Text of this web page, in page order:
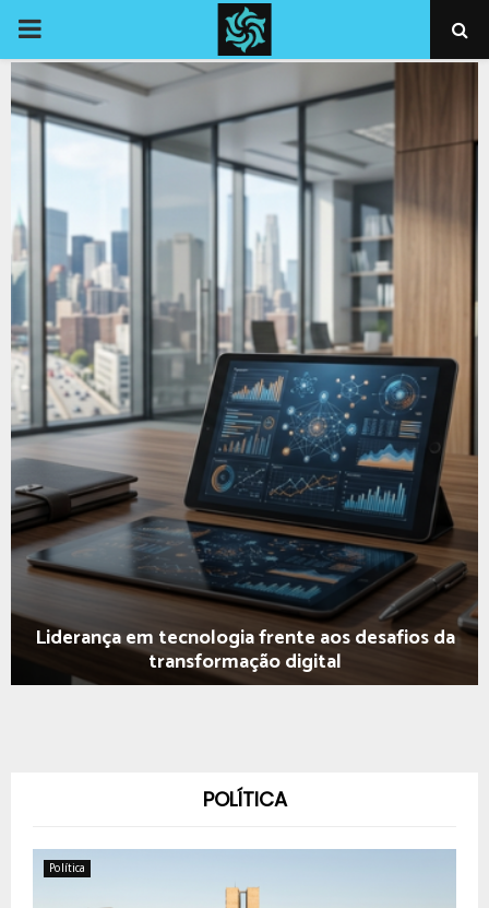
PRIMARY
MENU
Liderança em tecnologia frente aos desafios da
transformação digital
POLÍTICA
Política